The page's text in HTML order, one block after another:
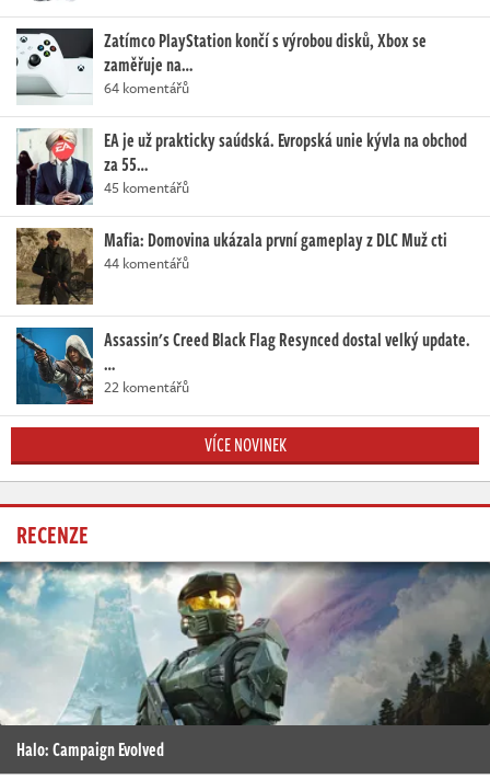
Zatímco PlayStation končí s výrobou disků, Xbox se
zaměřuje na…
64 komentářů
EA je už prakticky saúdská. Evropská unie kývla na obchod
za 55…
45 komentářů
Mafia: Domovina ukázala první gameplay z DLC Muž cti
44 komentářů
Assassin's Creed Black Flag Resynced dostal velký update.
…
22 komentářů
VÍCE NOVINEK
RECENZE
Halo: Campaign Evolved